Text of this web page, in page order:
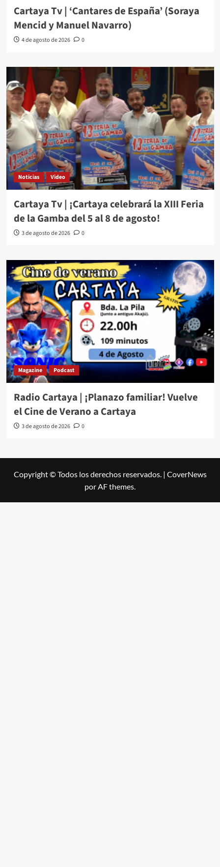
Cartaya Tv | ‘Cantares de España’ (Soraya
Mencid y Manuel Navarro)
4 de agosto de 2026 0
Noticias Video
Cartaya Tv | ¡Cartaya celebrará la XIII Feria
de la Gamba del 5 al 8 de agosto!
3 de agosto de 2026 0
Magazine Podcast
Radio Cartaya | ¡Planazo familiar! Vuelve
el Cine de Verano a Cartaya
3 de agosto de 2026 0
Copyright © Todos los derechos reservados. | CoverNews
por AF themes.